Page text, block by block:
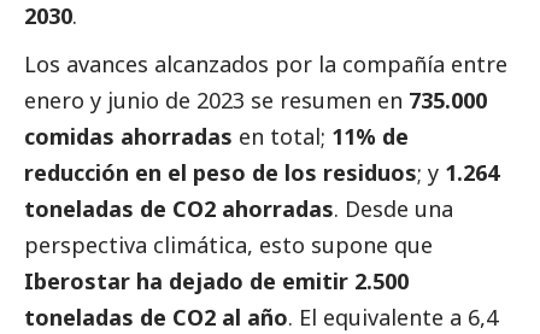
2030.
Los avances alcanzados por la compañía entre
enero y junio de 2023 se resumen en 735.000
comidas ahorradas en total; 11% de
reducción en el peso de los residuos; y 1.264
toneladas de CO2 ahorradas. Desde una
perspectiva climática, esto supone que
Iberostar ha dejado de emitir 2.500
toneladas de CO2 al año. El equivalente a 6,4